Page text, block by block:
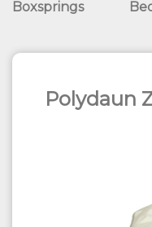
Boxsprings
Polydaun